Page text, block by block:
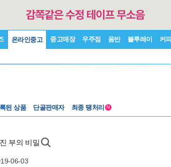
온라인중고 중고매장 우주점 음반 블루레이 커피
된 상품 단골판매자 최종 땡처리 N
부의 비밀
06-03